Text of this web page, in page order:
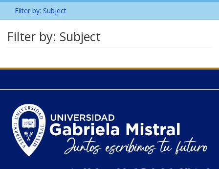
Filter by: Subject
Filter by: Subject